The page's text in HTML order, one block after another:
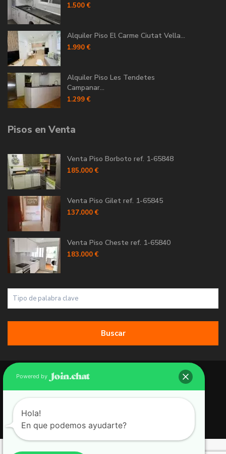
1.500 €
Alquiler Piso El Carme Ciutat Vella...
1.990 €
Alquiler Piso Les Tendetes
Campanar...
1.299 €
Pisos en Venta
Venta Piso Borboto ref. 1-65848
185.000 €
Venta Piso Gilet ref. 1-65845
137.000 €
Venta Piso Cheste ref. 1-65840
183.000 €
Buscar
Copyright 2026 | Grupo 90 inmobiliarias. All Rights Reserved.
Política de Cookies
Política de Privacidad
Aviso Legal
Powered by
Hola!
En que podemos ayudarte?